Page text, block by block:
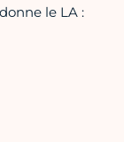
le LA :